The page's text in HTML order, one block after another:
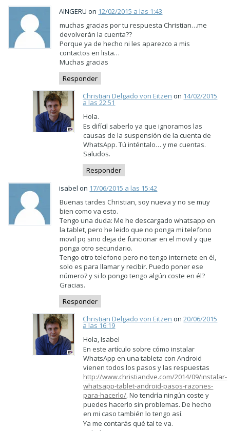
AINGERU on 12/02/2015 a las 1:43
muchas gracias por tu respuesta Christian…me
devolverán la cuenta??
Porque ya de hecho ni les aparezco a mis
contactos en lista…
Muchas gracias
Responder
Christian Delgado von Eitzen on 14/02/2015
a las 22:51
Hola.
Es difícil saberlo ya que ignoramos las
causas de la suspensión de la cuenta de
WhatsApp. Tú inténtalo… y me cuentas.
Saludos.
Responder
isabel on 17/06/2015 a las 15:42
Buenas tardes Christian, soy nueva y no se muy
bien como va esto.
Tengo una duda: Me he descargado whatsapp en
la tablet, pero he leido que no ponga mi telefono
movil pq sino deja de funcionar en el movil y que
ponga otro secundario.
Tengo otro telefono pero no tengo internete en él,
solo es para llamar y recibir. Puedo poner ese
número? y si lo pongo tengo algún coste en él?
Gracias.
Responder
Christian Delgado von Eitzen on20/06/2015
a las 16:19
Hola, Isabel
En este artículo sobre cómo instalar
WhatsApp en una tableta con Android
vienen todos los pasos y las respuestas
http://www.christiandve.com/2014/09/instalar-
whatsapp-tablet-android-pasos-razones-
para-hacerlo/. No tendría ningún coste y
puedes hacerlo sin problemas. De hecho
en mi caso también lo tengo así.
Ya me contarás qué tal te va.